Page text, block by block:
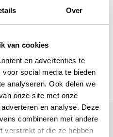
Over
van cookies
en advertenties te
social media te bieden
analyseren. Ook delen we
onze site met onze
en analyse. Deze
combineren met andere
verstrekt of die ze hebben
1 von 1
1
Bewertungen | Trusted
sagen unsere